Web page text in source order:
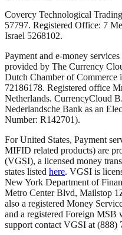
Covercy Technological
57797. Registered Office: 7
Israel 5268102.
Payment and e-money
provided by The Currency
Dutch Chamber of Commerce
72186178. Registered office
Netherlands. CurrencyCloud
Nederlandsche Bank as an
Number: R142701).
For United States, Payment
MIFID related products) are
(VGSI), a licensed money
states listed here. VGSI is
New York Department of
Metro Center Blvd, Mailstop
also a registered Money
and a registered Foreign
support contact VGSI at (888)